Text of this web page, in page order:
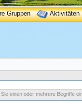
Gruppen Aktivitäten
einen oder mehrere Begriffe